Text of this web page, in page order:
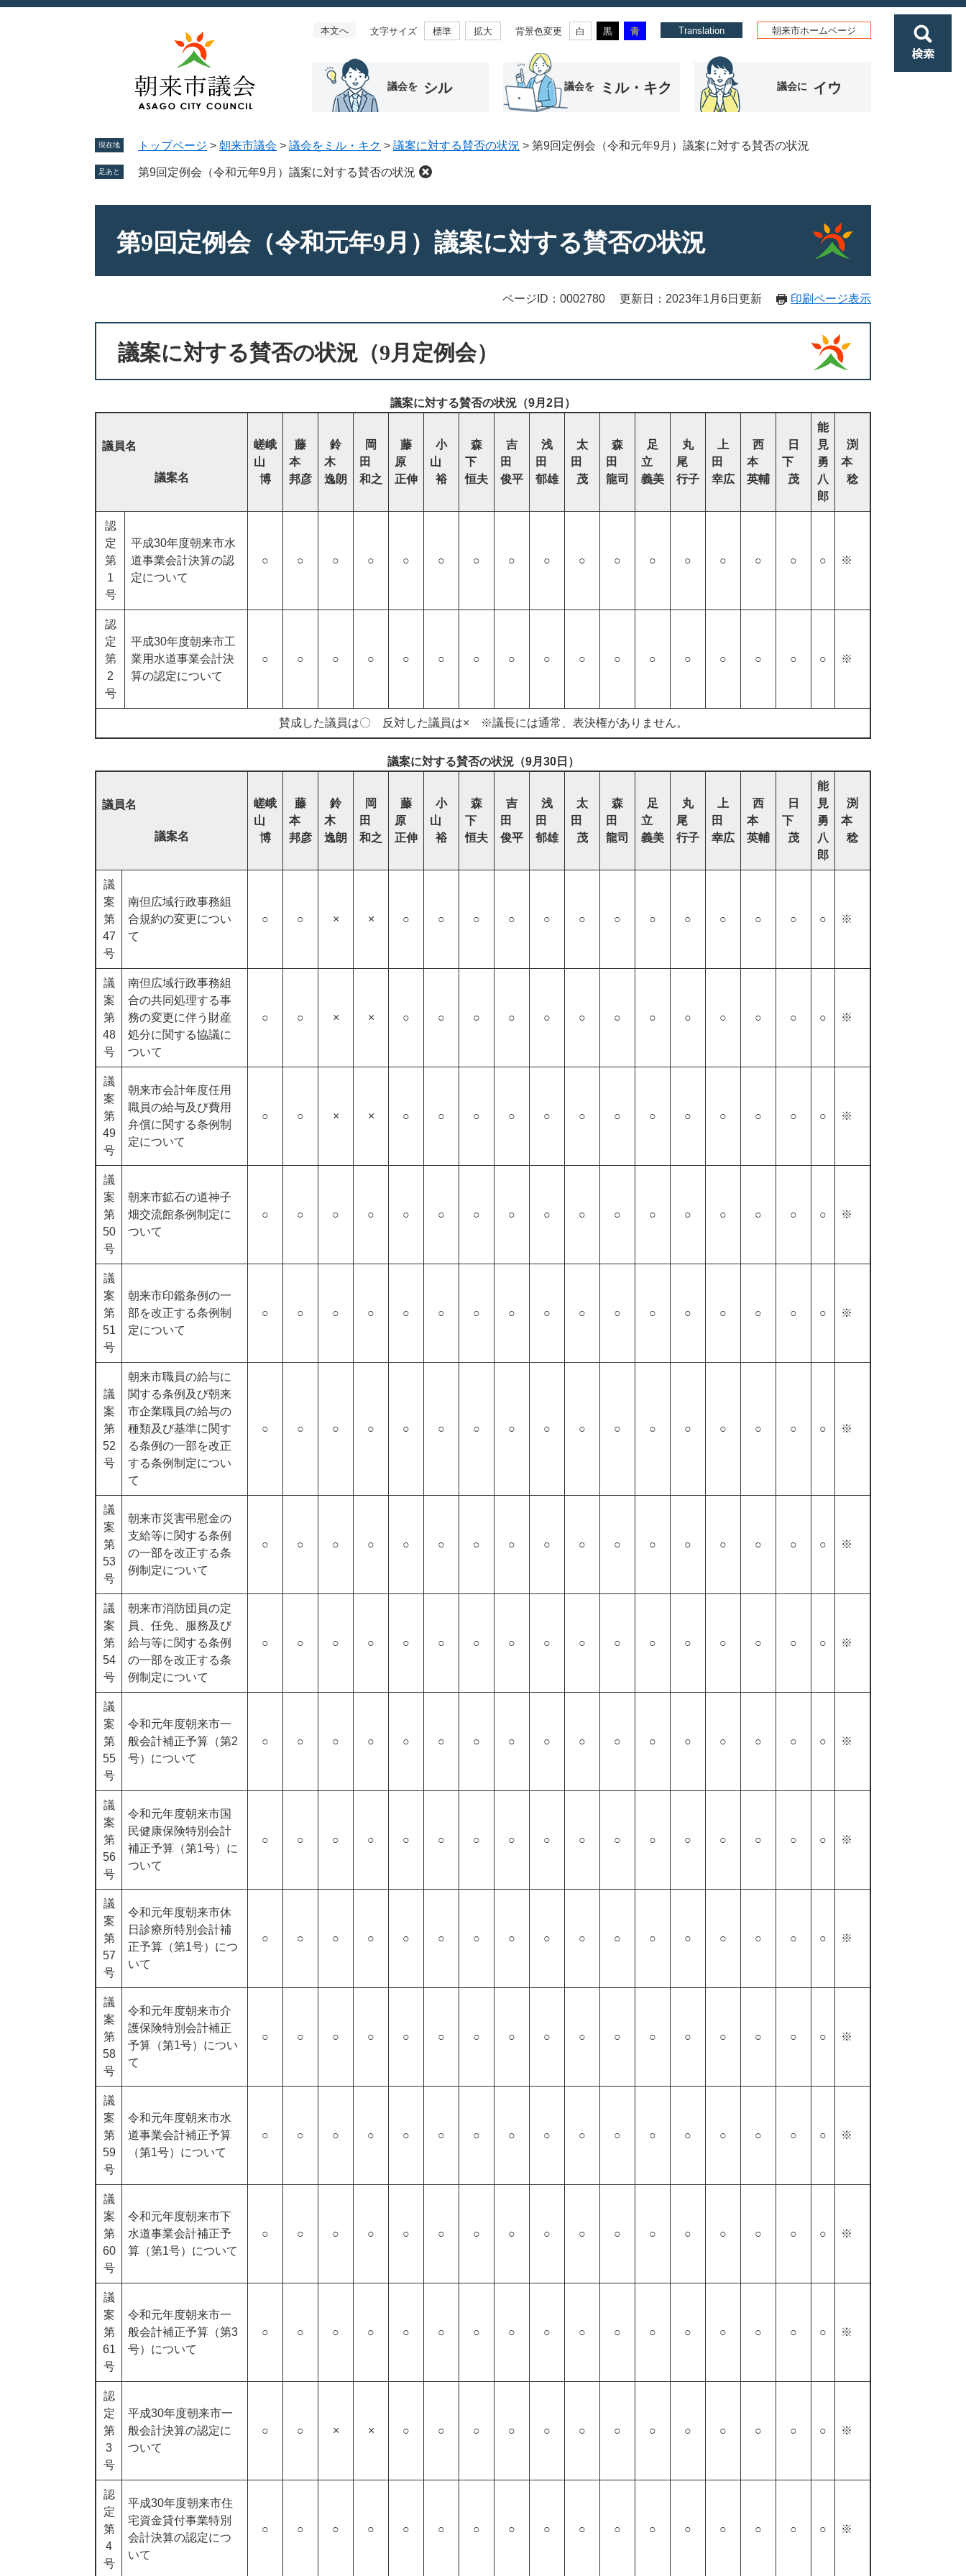
ペ
メ
本文へ 文字サイズ 標準 拡大 背景色変更 白 黒 青 Translation 朝来市ホームページ
議会を シル 議会を ミル・キク 議会に イウ
現在地 トップページ > 朝来市議会 > 議会をミル・キク > 議案に対する賛否の状況 > 第9回定例会（令和元年9月）議案に対する賛否の状況
足あと 第9回定例会（令和元年9月）議案に対する賛否の状況
第9回定例会（令和元年9月）議案に対する賛否の状況
ページID：0002780 更新日：2023年1月6日更新 印刷ページ表示
議案に対する賛否の状況（9月定例会）
議案に対する賛否の状況（9月2日）
議員名
議案名
嵯峨
山
博
藤
本
邦彦
鈴
木
逸朗
岡
田
和之
藤
原
正伸
小
山
裕
森
下
恒夫
吉
田
俊平
浅
田
郁雄
太
田
茂
森
田
龍司
足
立
義美
丸
尾
行子
上
田
幸広
西
本
英輔
日
下
茂
能
見
勇
八
郎
渕
本
稔
認
定
第
1
号
平成30年度朝来市水
道事業会計決算の認
定について
○ ○ ○ ○ ○ ○ ○ ○ ○ ○ ○ ○ ○ ○ ○ ○ ○ ※
認
定
第
2
号
平成30年度朝来市工
業用水道事業会計決
算の認定について
○ ○ ○ ○ ○ ○ ○ ○ ○ ○ ○ ○ ○ ○ ○ ○ ○ ※
賛成した議員は〇 反対した議員は× ※議長には通常、表決権がありません。
議案に対する賛否の状況（9月30日）
議員名
議案名
嵯峨
山
博
藤
本
邦彦
鈴
木
逸朗
岡
田
和之
藤
原
正伸
小
山
裕
森
下
恒夫
吉
田
俊平
浅
田
郁雄
太
田
茂
森
田
龍司
足
立
義美
丸
尾
行子
上
田
幸広
西
本
英輔
日
下
茂
能
見
勇
八
郎
渕
本
稔
議
案
第
47
号
南但広域行政事務組
合規約の変更につい
て
○ ○ × × ○ ○ ○ ○ ○ ○ ○ ○ ○ ○ ○ ○ ○ ※
議
案
第
48
号
南但広域行政事務組
合の共同処理する事
務の変更に伴う財産
処分に関する協議に
ついて
○ ○ × × ○ ○ ○ ○ ○ ○ ○ ○ ○ ○ ○ ○ ○ ※
議
案
第
49
号
朝来市会計年度任用
職員の給与及び費用
弁償に関する条例制
定について
○ ○ × × ○ ○ ○ ○ ○ ○ ○ ○ ○ ○ ○ ○ ○ ※
議
案
第
50
号
朝来市鉱石の道神子
畑交流館条例制定に
ついて
○ ○ ○ ○ ○ ○ ○ ○ ○ ○ ○ ○ ○ ○ ○ ○ ○ ※
議
案
第
51
号
朝来市印鑑条例の一
部を改正する条例制
定について
○ ○ ○ ○ ○ ○ ○ ○ ○ ○ ○ ○ ○ ○ ○ ○ ○ ※
議
案
第
52
号
朝来市職員の給与に
関する条例及び朝来
市企業職員の給与の
種類及び基準に関す
る条例の一部を改正
する条例制定につい
て
○ ○ ○ ○ ○ ○ ○ ○ ○ ○ ○ ○ ○ ○ ○ ○ ○ ※
議
案
第
53
号
朝来市災害弔慰金の
支給等に関する条例
の一部を改正する条
例制定について
○ ○ ○ ○ ○ ○ ○ ○ ○ ○ ○ ○ ○ ○ ○ ○ ○ ※
議
案
第
54
号
朝来市消防団員の定
員、任免、服務及び
給与等に関する条例
の一部を改正する条
例制定について
○ ○ ○ ○ ○ ○ ○ ○ ○ ○ ○ ○ ○ ○ ○ ○ ○ ※
議
案
第
55
号
令和元年度朝来市一
般会計補正予算（第2
号）について
○ ○ ○ ○ ○ ○ ○ ○ ○ ○ ○ ○ ○ ○ ○ ○ ○ ※
議
案
第
56
号
令和元年度朝来市国
民健康保険特別会計
補正予算（第1号）に
ついて
○ ○ ○ ○ ○ ○ ○ ○ ○ ○ ○ ○ ○ ○ ○ ○ ○ ※
議
案
第
57
号
令和元年度朝来市休
日診療所特別会計補
正予算（第1号）につ
いて
○ ○ ○ ○ ○ ○ ○ ○ ○ ○ ○ ○ ○ ○ ○ ○ ○ ※
議
案
第
58
号
令和元年度朝来市介
護保険特別会計補正
予算（第1号）につい
て
○ ○ ○ ○ ○ ○ ○ ○ ○ ○ ○ ○ ○ ○ ○ ○ ○ ※
議
案
第
59
号
令和元年度朝来市水
道事業会計補正予算
（第1号）について
○ ○ ○ ○ ○ ○ ○ ○ ○ ○ ○ ○ ○ ○ ○ ○ ○ ※
議
案
第
60
号
令和元年度朝来市下
水道事業会計補正予
算（第1号）について
○ ○ ○ ○ ○ ○ ○ ○ ○ ○ ○ ○ ○ ○ ○ ○ ○ ※
議
案
第
61
号
令和元年度朝来市一
般会計補正予算（第3
号）について
○ ○ ○ ○ ○ ○ ○ ○ ○ ○ ○ ○ ○ ○ ○ ○ ○ ※
認
定
第
3
号
平成30年度朝来市一
般会計決算の認定に
ついて
○ ○ × × ○ ○ ○ ○ ○ ○ ○ ○ ○ ○ ○ ○ ○ ※
認
定
第
4
号
平成30年度朝来市住
宅資金貸付事業特別
会計決算の認定につ
いて
○ ○ ○ ○ ○ ○ ○ ○ ○ ○ ○ ○ ○ ○ ○ ○ ○ ※